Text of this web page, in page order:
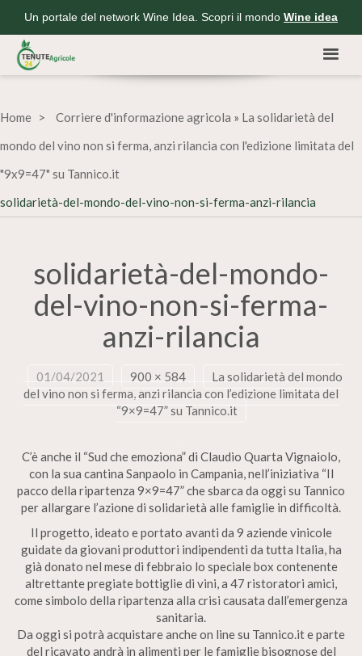
Un portale del network Wine Idea. Scopri il mondo Wine idea
Home Corriere d'informazione agricola » La solidarietà del
mondo del vino non si ferma, anzi rilancia con l'edizione limitata del
"9x9=47" su Tannico.it
solidarietà-del-mondo-del-vino-non-si-ferma-anzi-rilancia
solidarietà-del-mondo-
del-vino-non-si-ferma-
anzi-rilancia
01/04/2021 900 × 584
La solidarietà del mondo
del vino non si ferma, anzi rilancia con l’edizione limitata del
“9×9=47” su Tannico.it
C’è anche il “Sud che emoziona” di Claudio Quarta Vignaiolo,
con la sua cantina Sanpaolo in Campania, nell’iniziativa “Il
pacco della ripartenza 9×9=47” che sbarca da oggi su Tannico
per allargare l’azione di solidarietà alle famiglie in difficoltà.
Il progetto, ideato e portato avanti da 9 aziende vinicole
guidate da giovani produttori indipendenti da tutta Italia, ha
già donato nel mese di febbraio lo speciale box contenente
altrettante pregiate bottiglie di vini, a 47 ristoratori amici,
come simbolo della ripartenza alla crisi causata dall’emergenza
sanitaria.
Da oggi si potrà acquistare anche on line su Tannico.it e parte
del ricavato andrà in alimenti per le famiglie bisognose del